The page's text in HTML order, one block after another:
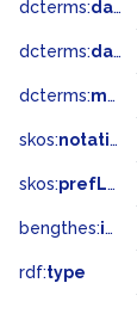
dcterms:dateAccepted
dcterms:dateSubmitted
dcterms:modified
skos:notation
skos:prefLabel
bengthes:inSet
rdf:type